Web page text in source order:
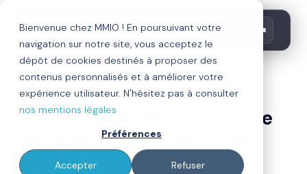
Bienvenue chez MMIO ! En poursuivant votre
navigation sur notre site, vous acceptez le
dépôt de cookies destinés à proposer des
contenus personnalisés et à améliorer votre
expérience utilisateur. N'hésitez pas à consulter
nos mentions légales
Préférences
Accepter Refuser
Comment établir un plan de
prospection commerciale
gagnant ?